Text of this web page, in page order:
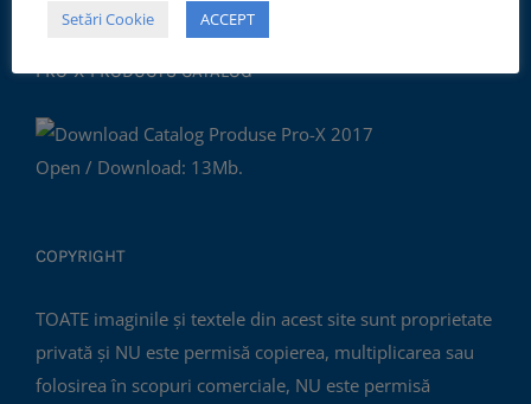
PRO-X PRODUCTS CATALOG
Open / Download: 13Mb.
COPYRIGHT
TOATE imaginile și textele din acest site sunt proprietate
privată și NU este permisă copierea, multiplicarea sau
folosirea în scopuri comerciale, NU este permisă
Setări Cookie ACCEPT